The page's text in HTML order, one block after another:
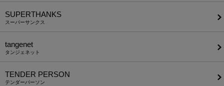
SUPERTHANKS
スーパーサンクス
tangenet
タンジェネット
TENDER PERSON
テンダーパーソン